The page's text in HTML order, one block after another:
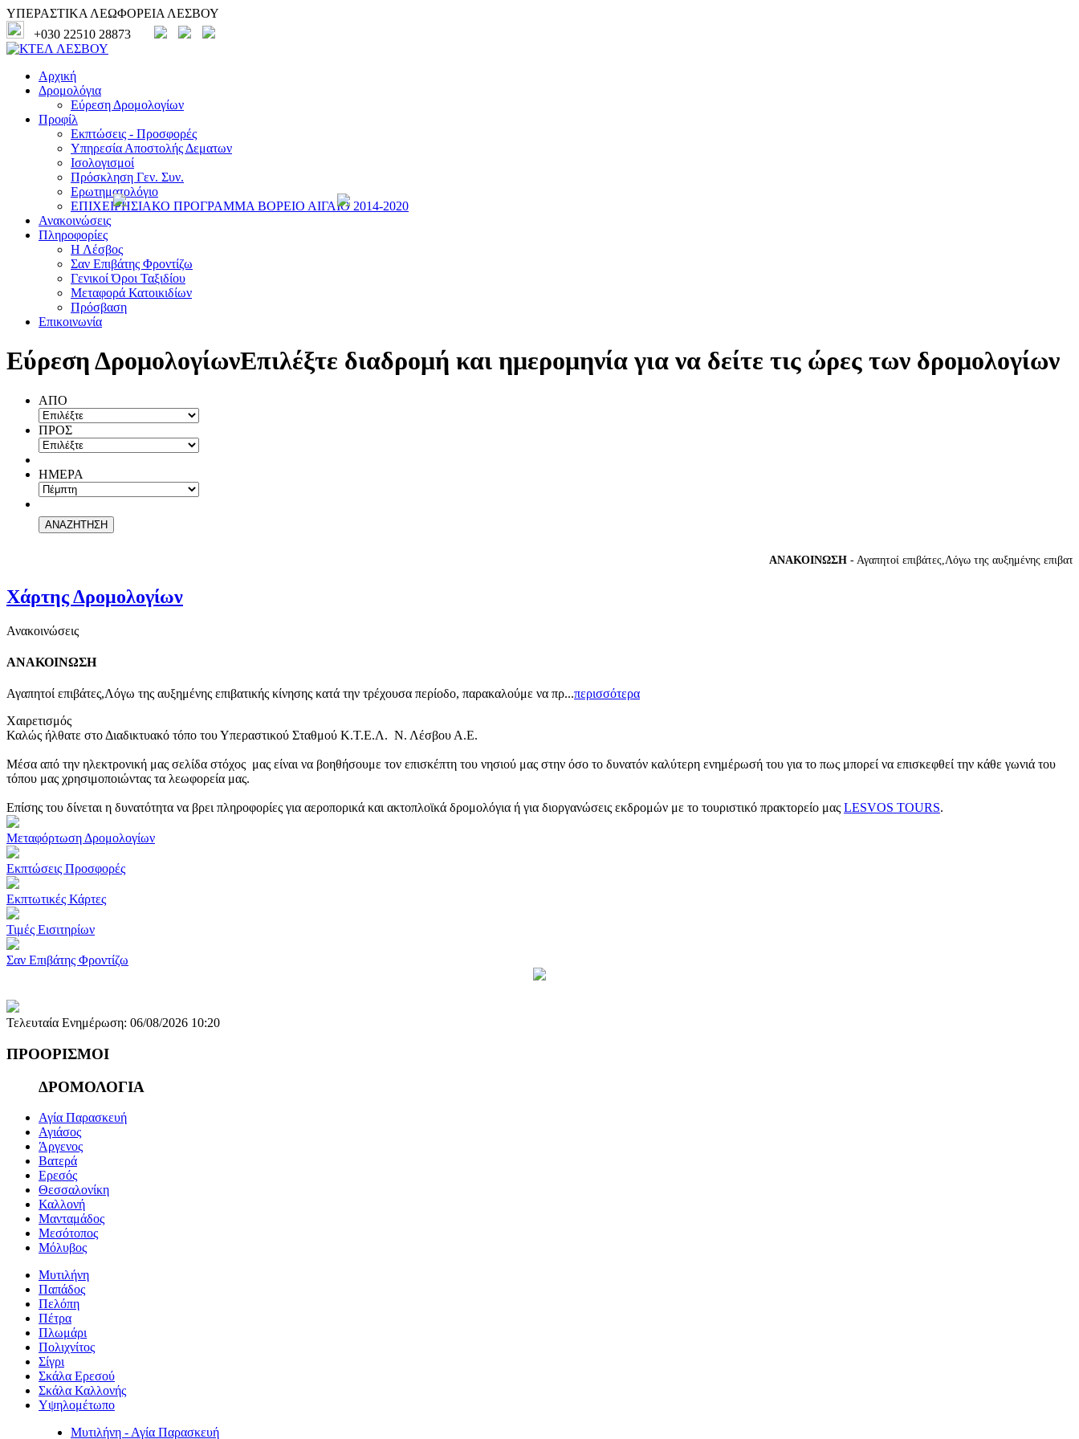
ΥΠΕΡΑΣΤΙΚΑ ΛΕΩΦΟΡΕΙΑ ΛΕΣΒΟΥ
+030 22510 28873
Αρχική
Δρομολόγια
Εύρεση Δρομολογίων
Προφίλ
Εκπτώσεις - Προσφορές
Υπηρεσία Αποστολής Δεματων
Ισολογισμοί
Πρόσκληση Γεν. Συν.
Ερωτηματολόγιο
ΕΠΙΧΕΙΡΗΣΙΑΚΟ ΠΡΟΓΡΑΜΜΑ ΒΟΡΕΙΟ ΑΙΓΑΙΟ 2014-2020
Ανακοινώσεις
Πληροφορίες
Η Λέσβος
Σαν Επιβάτης Φροντίζω
Γενικοί Όροι Ταξιδίου
Μεταφορά Κατοικιδίων
Πρόσβαση
Επικοινωνία
Εύρεση ΔρομολογίωνΕπιλέξτε διαδρομή και ημερομηνία για να δείτε τις ώρες των δρομολογίων
ΑΠΟ
ΠΡΟΣ
ΗΜΕΡΑ
ΑΝΑΚΟΙΝΩΣΗ- Αγαπητοί επιβάτες,Λόγω της αυξημένης
Χάρτης Δρομολογίων
Ανακοινώσεις
ΑΝΑΚΟΙΝΩΣΗ
Αγαπητοί επιβάτες,Λόγω της αυξημένης επιβατικής κίνησης κατά την τρέχουσα περίοδο, παρακαλούμε να πρ...περισσότερα
Χαιρετισμός
Καλώς ήλθατε στο Διαδικτυακό τόπο του Υπεραστικού Σταθμού Κ.Τ.Ε.Λ. Ν. Λέσβου Α.Ε.
Μέσα από την ηλεκτρονική μας σελίδα στόχος μας είναι να βοηθήσουμε τον επισκέπτη του νησιού μας στην όσο το δυνατόν καλύτερη ενημέρωσή του για το πως μπορεί να επισκεφθεί την κάθε γωνιά του
τόπου μας χρησιμοποιώντας τα λεωφορεία μας.
Επίσης του δίνεται η δυνατότητα να βρει πληροφορίες για αεροπορικά και ακτοπλοϊκά δρομολόγια ή για διοργανώσεις εκδρομών με το τουριστικό πρακτορείο μας LESVOS TOURS.
Μεταφόρτωση Δρομολογίων
Εκπτώσεις Προσφορές
Εκπτωτικές Κάρτες
Τιμές Εισιτηρίων
Σαν Επιβάτης Φροντίζω
Τελευταία Ενημέρωση: 06/08/2026 10:20
ΠΡΟΟΡΙΣΜΟΙ
ΔΡΟΜΟΛΟΓΙΑ
Αγία Παρασκευή
Αγιάσος
Άργενος
Βατερά
Ερεσός
Θεσσαλονίκη
Καλλονή
Μανταμάδος
Μεσότοπος
Μόλυβος
Μυτιλήνη
Παπάδος
Πελόπη
Πέτρα
Πλωμάρι
Πολιχνίτος
Σίγρι
Σκάλα Ερεσού
Σκάλα Καλλονής
Υψηλομέτωπο
Μυτιλήνη - Αγία Παρασκευή